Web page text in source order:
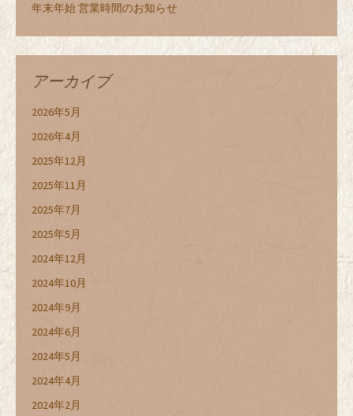
年末年始 営業時間のお知らせ
アーカイブ
2026年5月
2026年4月
2025年12月
2025年11月
2025年7月
2025年5月
2024年12月
2024年10月
2024年9月
2024年6月
2024年5月
2024年4月
2024年2月